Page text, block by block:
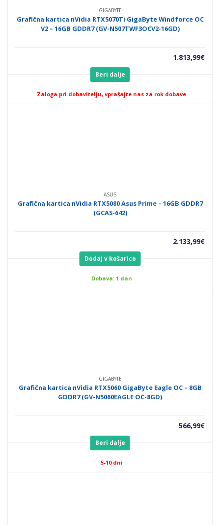
GIGABYTE
Grafična kartica nVidia RTX5070Ti GigaByte Windforce OC
V2 – 16GB GDDR7 (GV-N507TWF3OCV2-16GD)
1.813,99€
Beri dalje
Zaloga pri dobavitelju, vprašajte nas za rok dobave
ASUS
Grafična kartica nVidia RTX5080 Asus Prime – 16GB GDDR7
(GCAS-642)
2.133,99€
Dodaj v košarico
Dobava: 1 dan
GIGABYTE
Grafična kartica nVidia RTX5060 GigaByte Eagle OC – 8GB
GDDR7 (GV-N5060EAGLE OC-8GD)
566,99€
Beri dalje
5-10 dni